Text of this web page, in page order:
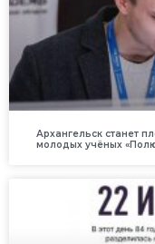
Архангельск станет
молодых учёных